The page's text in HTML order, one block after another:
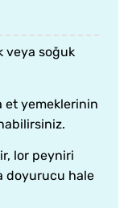
veya soğuk
et yemeklerinin
lor peyniri
doyurucu hale